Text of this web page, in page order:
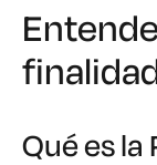
Qué es la